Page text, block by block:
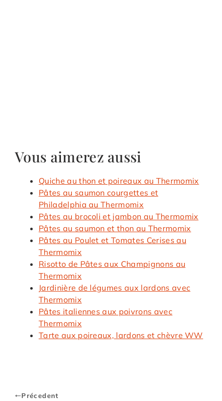
Vous aimerez aussi
Quiche au thon et poireaux au Thermomix
Pâtes au saumon courgettes et
Philadelphia au Thermomix
Pâtes au brocoli et jambon au Thermomix
Pâtes au saumon et thon au Thermomix
Pâtes au Poulet et Tomates Cerises au
Thermomix
Risotto de Pâtes aux Champignons au
Thermomix
Jardinière de légumes aux lardons avec
Thermomix
Pâtes italiennes aux poivrons avec
Thermomix
Tarte aux poireaux, lardons et chèvre WW
Précedent